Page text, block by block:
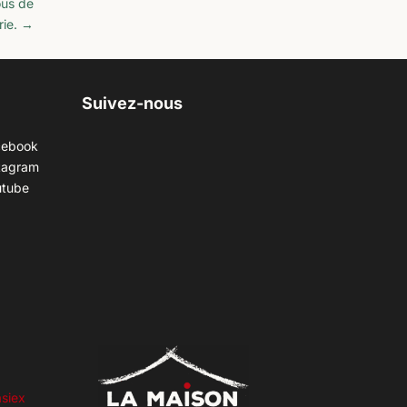
→
Suivez-nous